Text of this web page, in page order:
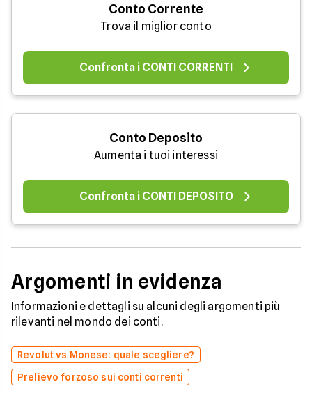
Conto Corrente
Trova il miglior conto
Confronta i CONTI CORRENTI
Conto Deposito
Aumenta i tuoi interessi
Confronta i CONTI DEPOSITO
Argomenti in evidenza
Informazioni e dettagli su alcuni degli argomenti più
rilevanti nel mondo dei conti.
Revolut vs Monese: quale scegliere?
Prelievo forzoso sui conti correnti